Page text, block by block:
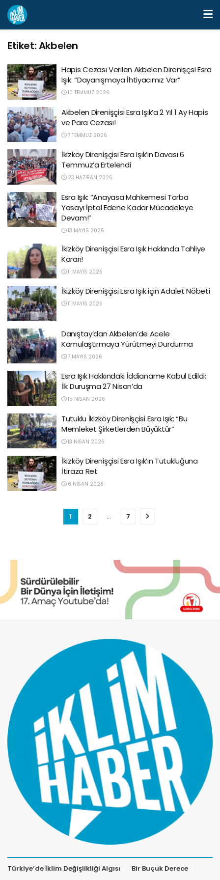
Etiket:Akbelen
Hapis Cezası Verilen Akbelen Direnişçsi Esra
Işık: “Dayanışmaya İhtiyacımız Var”
10 TEMMUZ 2026
Akbelen Direnişçisi Esra Işık’a 2 Yıl 1 Ay Hapis
ve Para Cezası!
7 TEMMUZ 2026
İkizköy Direnişçisi Esra Işık’ın Davası 6
Temmuz’a Ertelendi
23 HAZIRAN 2026
Esra Işık: “Anayasa Mahkemesi Torba
Yasayı İptal Edene Kadar Mücadeleye
Devam!”
13 MAYIS 2026
İkizköy Direnişçisi Esra Işık Hakkında Tahliye
Kararı!
11 MAYIS 2026
İkizköy Direnişçisi Esra Işık için Adalet Nöbeti
11 MAYIS 2026
Danıştay’dan Akbelen’de Acele
Kamulaştırmaya Yürütmeyi Durdurma
7 MAYIS 2026
Esra Işık Hakkındaki İddianame Kabul Edildi:
İlk Duruşma 27 Nisan’da
15 NISAN 2026
Tutuklu İkizköy Direnişçisi Esra Işık: “Bu
Memleket Şirketlerden Büyüktür”
13 NISAN 2026
İkizköy Direnişçisi Esra Işık’ın Tutukluğuna
İtiraza Ret
6 NISAN 2026
1 2 … 7
Türkiye’de İklim Değişlikliği Algısı
Bir Buçuk Derece